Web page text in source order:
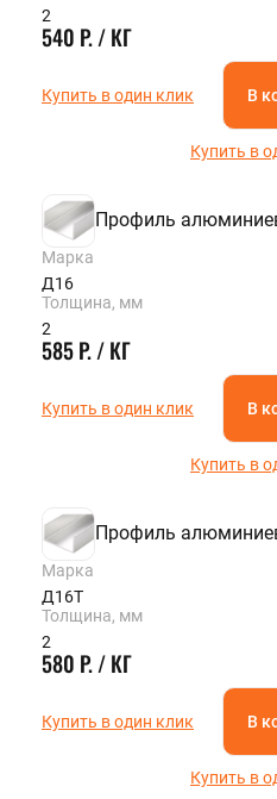
2
540 Р. / КГ
Купить в один клик В
Купить в
Профиль
Марка
Д16
Толщина, мм
2
585 Р. / КГ
Купить в один клик В
Купить в
Профиль
Марка
Д16Т
Толщина, мм
2
580 Р. / КГ
Купить в один клик В
Купить в